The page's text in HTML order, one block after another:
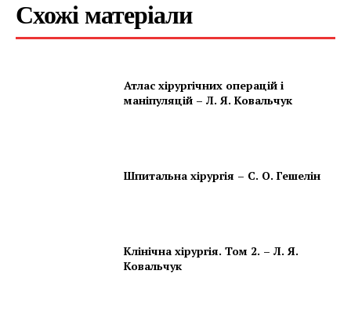
Схожі матеріали
Атлас хірургічних операцій і
маніпуляцій – Л. Я. Ковальчук
Шпитальна хірургія – С. О. Гешелін
Клінічна хірургія. Том 2. – Л. Я.
Ковальчук